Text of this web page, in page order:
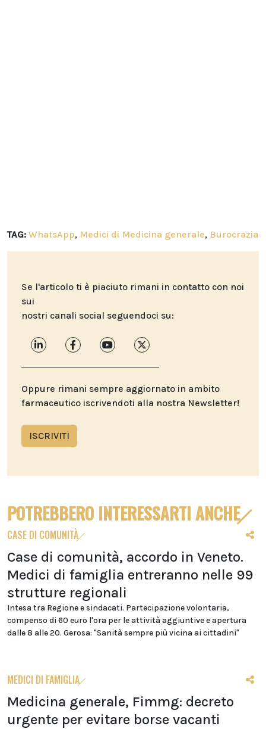
TAG: WhatsApp, Medici di Medicina generale, Burocrazia
Se l'articolo ti è piaciuto rimani in contatto con noi
sui
nostri canali social seguendoci su:
Oppure rimani sempre aggiornato in ambito
farmaceutico iscrivendoti alla nostra Newsletter!
ISCRIVITI
POTREBBERO INTERESSARTI ANCHE
CASE DI COMUNITÀ
Case di comunità, accordo in Veneto.
Medici di famiglia entreranno nelle 99
strutture regionali
Intesa tra Regione e sindacati. Partecipazione volontaria,
compenso di 60 euro l'ora per le attività aggiuntive e apertura
dalle 8 alle 20. Gerosa: "Sanità sempre più vicina ai cittadini"
MEDICI DI FAMIGLIA
Medicina generale, Fimmg: decreto
urgente per evitare borse vacanti